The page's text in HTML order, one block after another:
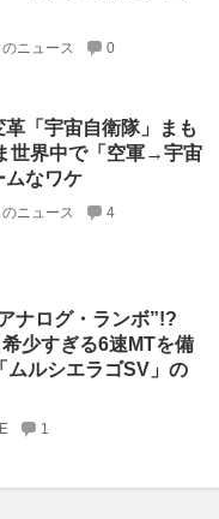
ニュース 0
「宇宙自衛隊」まも
世界中で「空軍→宇宙
ムなワケ
ニュース 4
ナログ・ランボ”!?
少すぎる6速MTを備
ムルシエラゴSV」の
1